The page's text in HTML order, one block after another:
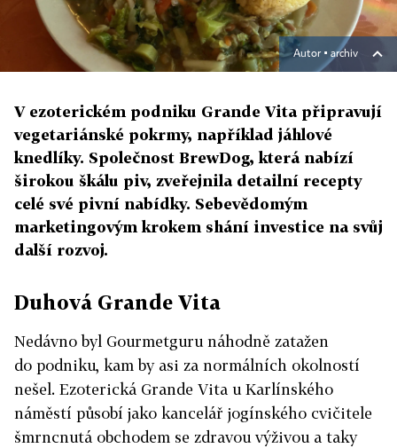
Autor ▪ archiv
V ezoterickém podniku Grande Vita připravují
vegetariánské pokrmy, například jáhlové
knedlíky. Společnost BrewDog, která nabízí
širokou škálu piv, zveřejnila detailní recepty
celé své pivní nabídky. Sebevědomým
marketingovým krokem shání investice na svůj
další rozvoj.
Duhová Grande Vita
Nedávno byl Gourmetguru náhodně zatažen
do podniku, kam by asi za normálních okolností
nešel. Ezoterická Grande Vita u Karlínského
náměstí působí jako kancelář jogínského cvičitele
šmrncnutá obchodem se zdravou výživou a taky